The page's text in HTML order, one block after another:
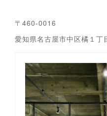
〒460-0016
愛知県名古屋市中区橘１